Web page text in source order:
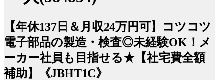
【年休137日＆月収24万円可】コツコツ
電子部品の製造・検査◎未経験OK！メ
ーカー社員も目指せる★【社宅費全額
補助】《JBHT1C》